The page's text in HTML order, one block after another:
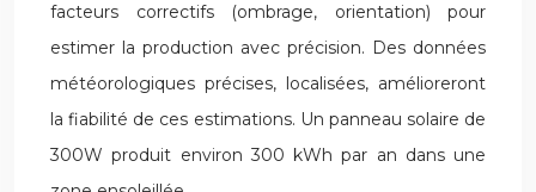
facteurs correctifs (ombrage, orientation) pour
estimer la production avec précision. Des données
météorologiques précises, localisées, amélioreront
la fiabilité de ces estimations. Un panneau solaire de
300W produit environ 300 kWh par an dans une